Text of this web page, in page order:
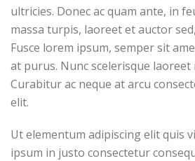
ultricies. Donec ac quam ante, in
massa turpis, laoreet et auctor
Fusce lorem ipsum, semper sit
at purus. Nunc scelerisque laoreet
Curabitur ac neque at arcu
elit.
Ut elementum adipiscing elit quis
ipsum in justo consectetur